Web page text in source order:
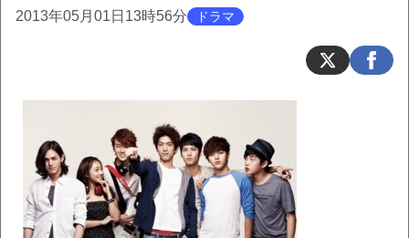
2013年05月01日13時56分 ドラマ